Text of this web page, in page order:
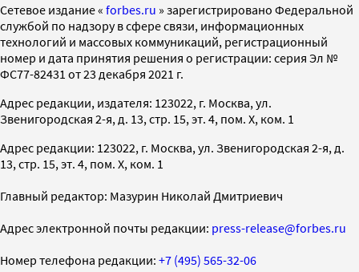
Cетевое издание « forbes.ru » зарегистрировано Федеральной
службой по надзору в сфере связи, информационных
технологий и массовых коммуникаций, регистрационный
номер и дата принятия решения о регистрации: серия Эл №
ФС77-82431 от 23 декабря 2021 г.
Адрес редакции, издателя: 123022, г. Москва, ул.
Звенигородская 2-я, д. 13, стр. 15, эт. 4, пом. X, ком. 1
Адрес редакции: 123022, г. Москва, ул. Звенигородская 2-я, д.
13, стр. 15, эт. 4, пом. X, ком. 1
Главный редактор: Мазурин Николай Дмитриевич
Адрес электронной почты редакции: press-release@forbes.ru
Номер телефона редакции: +7 (495) 565-32-06